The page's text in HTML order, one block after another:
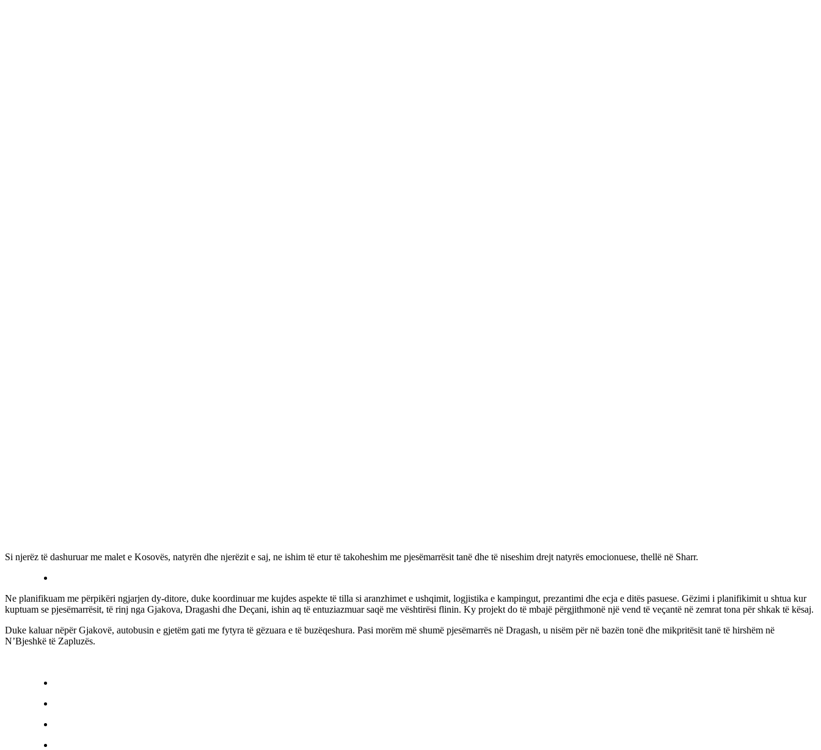
Si njerëz të dashuruar me malet e Kosovës, natyrën dhe njerëzit e saj, ne ishim të etur të takoheshim me pjesëmarrësit tanë dhe të niseshim drejt natyrës emocionuese, thellë në Sharr.
Ne planifikuam me përpikëri ngjarjen dy-ditore, duke koordinuar me kujdes aspekte të tilla si aranzhimet e ushqimit, logjistika e kampingut, prezantimi dhe ecja e ditës pasuese. Gëzimi i planifikimit u shtua kur
kuptuam se pjesëmarrësit, të rinj nga Gjakova, Dragashi dhe Deçani, ishin aq të entuziazmuar saqë me vështirësi flinin. Ky projekt do të mbajë përgjithmonë një vend të veçantë në zemrat tona për shkak të kësaj.
Duke kaluar nëpër Gjakovë, autobusin e gjetëm gati me fytyra të gëzuara e të buzëqeshura. Pasi morëm më shumë pjesëmarrës në Dragash, u nisëm për në bazën tonë dhe mikpritësit tanë të hirshëm në
N’Bjeshkë të Zapluzës.